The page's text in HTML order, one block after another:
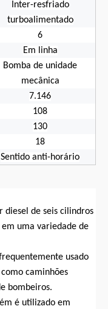
Inter-resfriado
turboalimentado
6
Em linha
Bomba de unidade
mecânica
7.146
108
130
18
Sentido anti-horário
diesel de seis cilindros
uma variedade de
usado
caminhões
bombeiros.
é utilizado em